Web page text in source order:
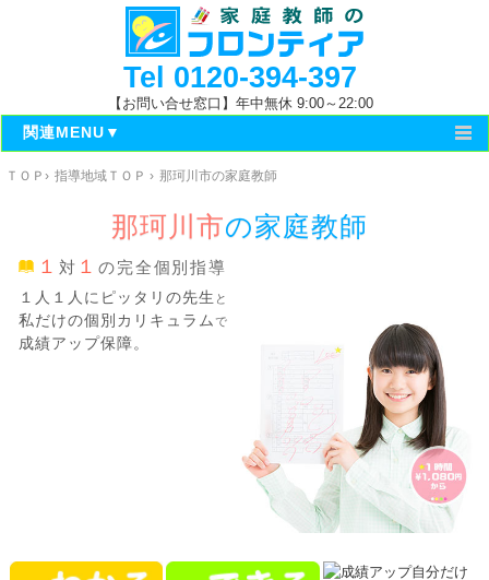
Tel 0120-394-397
【お問い合せ窓口】年中無休 9:00～22:00
関連MENU▼
ＴＯＰ
福岡県の指導地域
福岡地区の指導地域
福岡地区の高校
福岡地区の大学
ＴＯＰ› 指導地域ＴＯＰ › 那珂川市の家庭教師
那珂川市の家庭教師
１ 対 １の完全個別指導
１人１人にピッタリの先生 と
私だけの個別カリキュラム で
成績アップ保障。